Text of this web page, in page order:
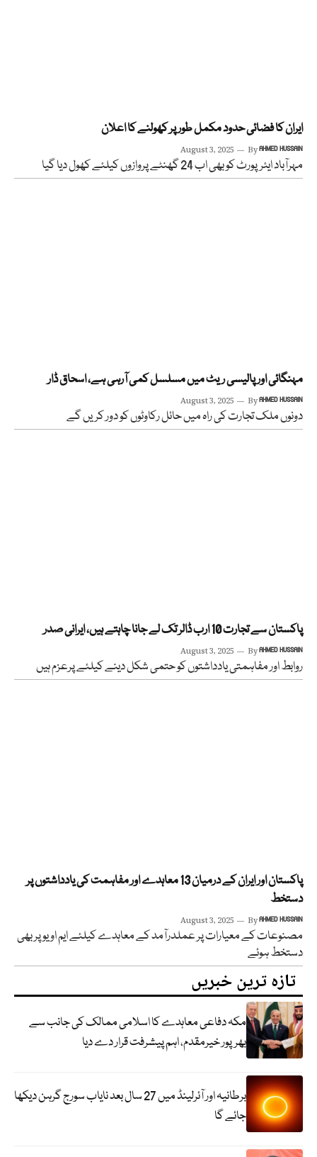
ایران کا فضائی حدود مکمل طور پر کھولنے کا اعلان
August 3, 2025 ByAHMED HUSSAIN
مہرآباد ایئرپورٹ کو بھی اب 24 گھنٹے پروازوں کیلئے کھول دیا گیا
مہنگائی اور پالیسی ریٹ میں مسلسل کمی آرہی ہے، اسحاق ڈار
August 3, 2025 ByAHMED HUSSAIN
دونوں ملک تجارت کی راہ میں حائل رکاوٹوں کو دور کریں گے
پاکستان سے تجارت 10 ارب ڈالر تک لے جانا چاہتے ہیں، ایرانی صدر
August 3, 2025 ByAHMED HUSSAIN
روابط اور مفاہمتی یادداشتوں کو حتمی شکل دینے کیلئے پرعزم ہیں
پاکستان اور ایران کے درمیان 13 معاہدے اور مفاہمت کی یادداشتوں پر
دستخط
August 3, 2025 ByAHMED HUSSAIN
مصنوعات کے معیارات پر عملدرآمد کے معاہدے کیلئے ایم او یو پر بھی
دستخط ہوئے
تازہ ترین خبریں
مکہ دفاعی معاہدے کا اسلامی ممالک کی جانب سے
بھرپور خیرمقدم، اہم پیشرفت قرار دے دیا
برطانیہ اور آئرلینڈ میں 27 سال بعد نایاب سورج گرہن دیکھا
جائے گا